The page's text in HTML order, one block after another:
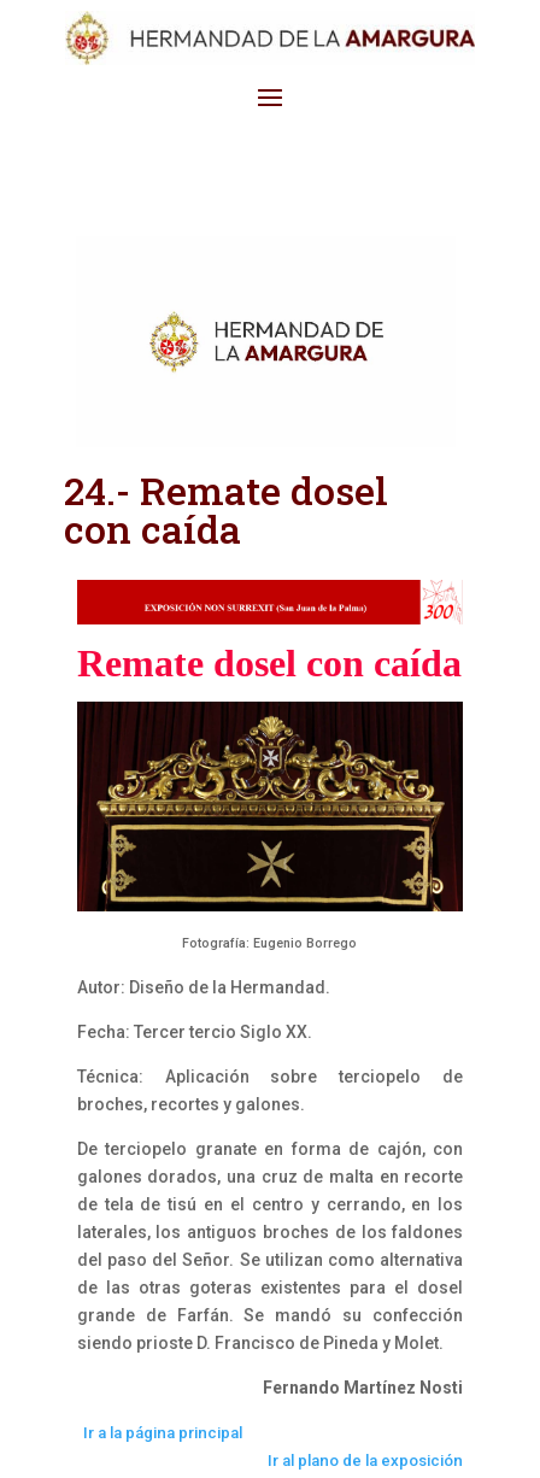
24.- Remate dosel
con caída
Remate dosel con caída
Fotografía: Eugenio Borrego
Autor: Diseño de la Hermandad.
Fecha: Tercer tercio Siglo XX.
Técnica: Aplicación sobre terciopelo de
broches, recortes y galones.
De terciopelo granate en forma de cajón, con
galones dorados, una cruz de malta en recorte
de tela de tisú en el centro y cerrando, en los
laterales, los antiguos broches de los faldones
del paso del Señor. Se utilizan como alternativa
de las otras goteras existentes para el dosel
grande de Farfán. Se mandó su confección
siendo prioste D. Francisco de Pineda y Molet.
Fernando Martínez Nosti
Ir a la página principal
Ir al plano de la exposición